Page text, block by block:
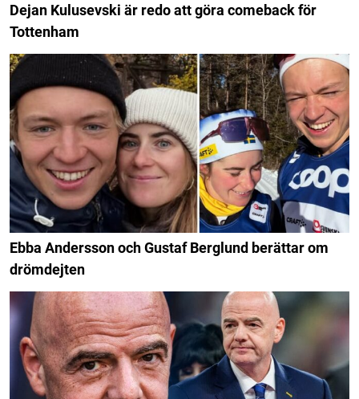
Dejan Kulusevski är redo att göra comeback för
Tottenham
Ebba Andersson och Gustaf Berglund berättar om
drömdejten